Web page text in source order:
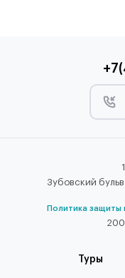
Зубовский
Политика защиты
Туры